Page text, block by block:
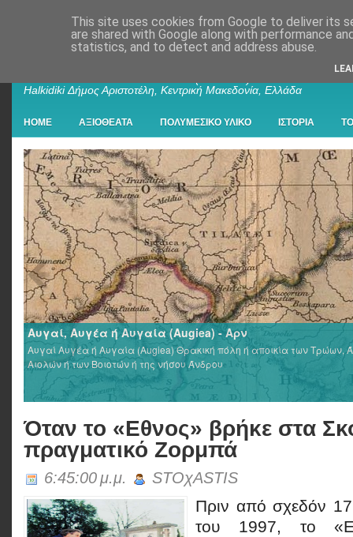
Παλαιοχώρι Χαλκιδικής
Halkidiki Δήμος Αριστοτέλη, Κεντρική Μακεδονία, Ελλάδα
HOME ΑΞΙΟΘΕΑΤΑ ΠΟΛΥΜΕΣΙΚΟ ΥΛΙΚΟ ΙΣΤΟΡΙΑ
Αυγαί, Αυγέα ή Αυγαία (Augiea) - Αρν
Αυγαί Αυγέα ή Αυγαία (Augiea) Θρακική πόλη ή αποικία των Τρώων,
Αιολών ή των Βοιοτών ή της νήσου Άνδρου
Όταν το «Εθνος» βρήκε στα
πραγματικό Ζορμπά
6:45:00 μ.μ. STOχASTIS
Πριν από σχεδόν
του 1997, το
This site uses cookies from Google to deliver its
are shared with Google along with performance
statistics, and to detect and address abuse.